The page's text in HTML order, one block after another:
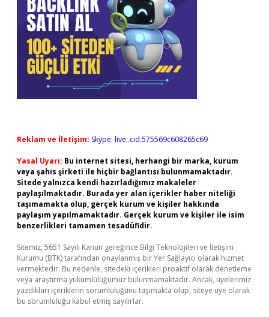
Reklam ve İletişim: Skype: live:.cid.575569c608265c69
Yasal Uyarı: Bu internet sitesi, herhangi bir marka, kurum
veya şahıs şirketi ile hiçbir bağlantısı bulunmamaktadır.
Sitede yalnızca kendi hazırladığımız makaleler
paylaşılmaktadır. Burada yer alan içerikler haber niteliği
taşımamakta olup, gerçek kurum ve kişiler hakkında
paylaşım yapılmamaktadır. Gerçek kurum ve kişiler ile isim
benzerlikleri tamamen tesadüfidir.
Sitemiz, 5651 Sayılı Kanun gereğince Bilgi Teknolojileri ve İletişim
Kurumu (BTK) tarafından onaylanmış bir Yer Sağlayıcı olarak hizmet
vermektedir. Bu nedenle, sitedeki içerikleri proaktif olarak denetleme
veya araştırma yükümlülüğümüz bulunmamaktadır. Ancak, üyelerimiz
yazdıkları içeriklerin sorumluluğunu taşımakta olup, siteye üye olarak
bu sorumluluğu kabul etmiş sayılırlar.